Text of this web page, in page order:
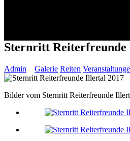
Sternritt Reiterfreunde
Admin Galerie Reiten
Bilder vom Sternritt Reiterfreunde